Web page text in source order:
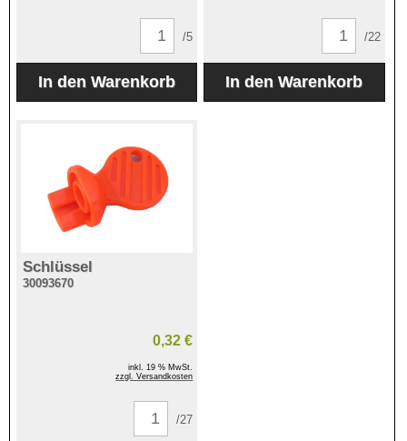
/5 /22
Schlüssel
30093670
0,32 €
inkl. 19 % MwSt.
zzgl. Versandkosten
/27